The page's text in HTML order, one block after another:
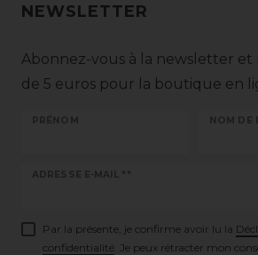
NEWSLETTER
Abonnez-vous à la newsletter
de 5 euros pour la boutique en
PRÉNOM NOM DE
ADRESSE E-MAIL **
Par la présente, je confirme avoir lu la
confidentialité . Je peux rétracter mon